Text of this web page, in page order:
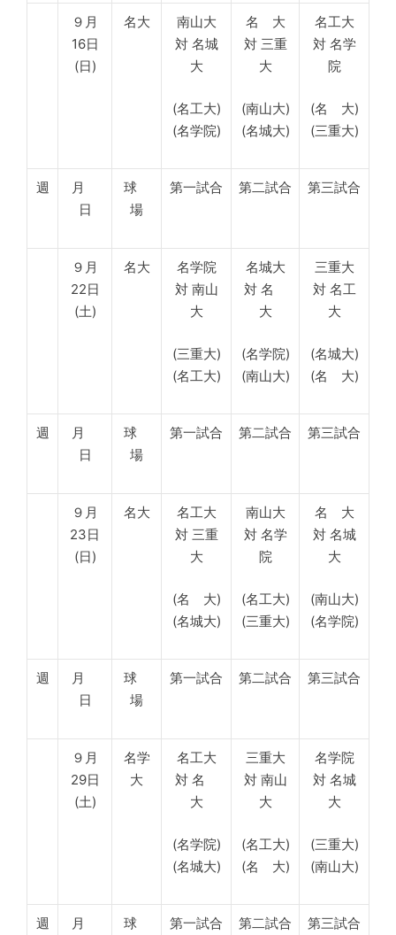
９月
16日
(日)
名大
南山大
対 名城
大
(名工大)
(名学院)
名 大
対 三重
大
(南山大)
(名城大)
名工大
対 名学
院
(名 大)
(三重大)
週
月
日
球
場
第一試合 第二試合 第三試合
９月
22日
(土)
名大
名学院
対 南山
大
(三重大)
(名工大)
名城大
対 名
大
(名学院)
(南山大)
三重大
対 名工
大
(名城大)
(名 大)
週
月
日
球
場
第一試合 第二試合 第三試合
９月
23日
(日)
名大
名工大
対 三重
大
(名 大)
(名城大)
南山大
対 名学
院
(名工大)
(三重大)
名 大
対 名城
大
(南山大)
(名学院)
週
月
日
球
場
第一試合 第二試合 第三試合
９月
29日
(土)
名学
大
名工大
対 名
大
(名学院)
(名城大)
三重大
対 南山
大
(名工大)
(名 大)
名学院
対 名城
大
(三重大)
(南山大)
週
月
球
第一試合 第二試合 第三試合